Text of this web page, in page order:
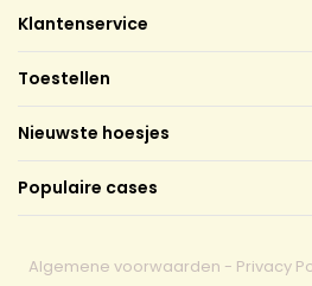
Klantenservice
Toestellen
Nieuwste hoesjes
Populaire cases
Algemene voorwaarden - Privacy